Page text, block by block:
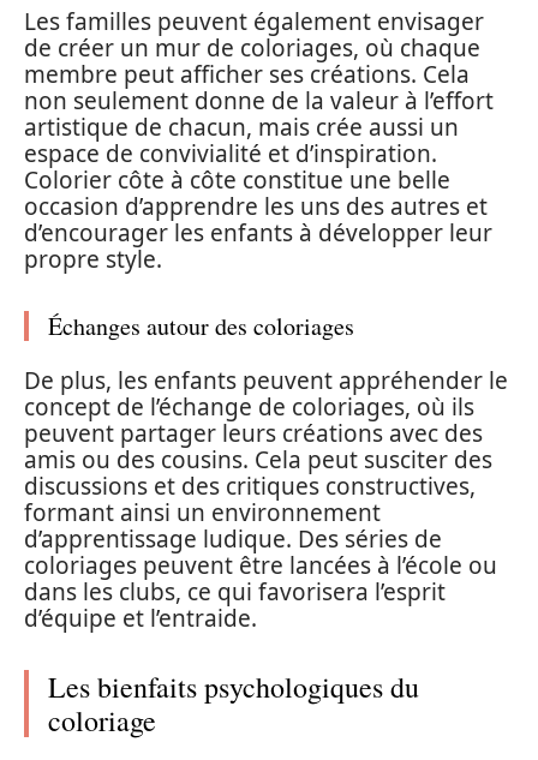
Les familles peuvent également envisager
de créer un mur de coloriages, où chaque
membre peut afficher ses créations. Cela
non seulement donne de la valeur à l’effort
artistique de chacun, mais crée aussi un
espace de convivialité et d’inspiration.
Colorier côte à côte constitue une belle
occasion d’apprendre les uns des autres et
d’encourager les enfants à développer leur
propre style.
Échanges autour des coloriages
De plus, les enfants peuvent appréhender le
concept de l’échange de coloriages, où ils
peuvent partager leurs créations avec des
amis ou des cousins. Cela peut susciter des
discussions et des critiques constructives,
formant ainsi un environnement
d’apprentissage ludique. Des séries de
coloriages peuvent être lancées à l’école ou
dans les clubs, ce qui favorisera l’esprit
d’équipe et l’entraide.
Les bienfaits psychologiques du
coloriage